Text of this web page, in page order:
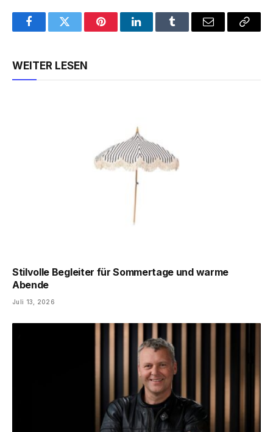
FacebookTwitter PinterestLinkedInTumblr Email
Copy
WEITER LESEN
Stilvolle Begleiter für Sommertage und warme
Abende
Juli 13, 2026